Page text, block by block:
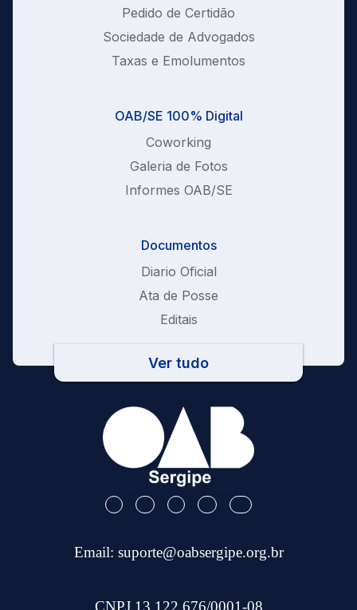
Pedido de Certidão
Sociedade de Advogados
Taxas e Emolumentos
OAB/SE 100% Digital
Coworking
Galeria de Fotos
Informes OAB/SE
Documentos
Diario Oficial
Ata de Posse
Editais
Ver tudo
Email: suporte@oabsergipe.org.br
CNPJ 13.122.676/0001-08